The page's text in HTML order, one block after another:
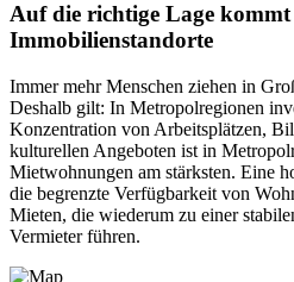
Auf die richtige Lage kommt
Immobilienstandorte
Immer mehr Menschen ziehen in
Deshalb gilt: In Metropolregionen
Konzentration von Arbeitsplätzen,
kulturellen Angeboten ist in
Mietwohnungen am stärksten. Eine
die begrenzte Verfügbarkeit von
Mieten, die wiederum zu einer
Vermieter führen.